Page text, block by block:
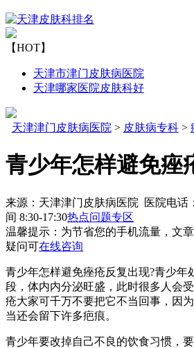
【HOT】
天津市津门皮肤病医院
天津哪家医院皮肤科好
天津津门皮肤病医院 > 皮肤病专科>
青少年怎样避免痤
来源：天津津门皮肤病医院 医院电话
间 8:30-17:30热点问题专区
温馨提示： 为节省您的手机流量，文
疑问可在线咨询
青少年怎样避免痤疮反复出现?青少年
段，体内内分泌旺盛，此时很多人会
疮大家可千万不要把它不当回事，因
当还会留下许多疤痕。
青少年要改掉自己不良的饮食习惯，